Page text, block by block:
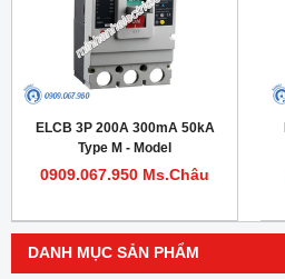
DANH MỤC SẢN PHẨM
ELCB 3P 200A 300mA 50kA
Type M - Model
HDM1LE400M2003T
0909.067.950 Ms.Châu